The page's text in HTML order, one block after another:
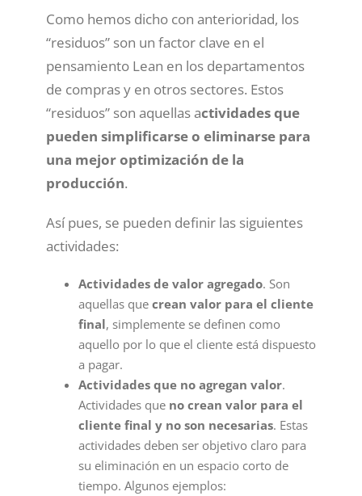
Como hemos dicho con anterioridad, los
“residuos” son un factor clave en el
pensamiento Lean en los departamentos
de compras y en otros sectores. Estos
“residuos” son aquellas actividades que
pueden simplificarse o eliminarse para
una mejor optimización de la
producción.
Así pues, se pueden definir las siguientes
actividades:
Actividades de valor agregado. Son
aquellas que crean valor para el cliente
final, simplemente se definen como
aquello por lo que el cliente está dispuesto
a pagar.
Actividades que no agregan valor.
Actividades que no crean valor para el
cliente final y no son necesarias. Estas
actividades deben ser objetivo claro para
su eliminación en un espacio corto de
tiempo. Algunos ejemplos: